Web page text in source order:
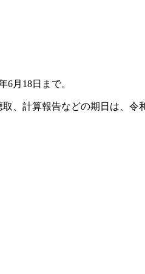
月18日まで。
、計算報告などの期日は、令